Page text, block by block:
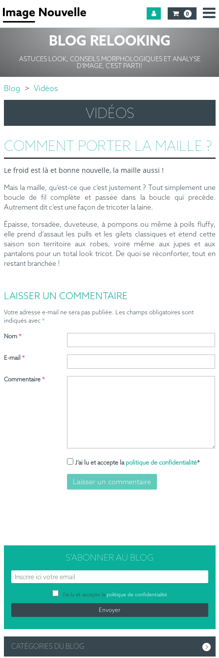
0
BLOG RELOOKING
ASTUCES LOOK, CONSEILS MORPHOLOGIQUES ET ANALYSE
D'IMAGE, C'EST PARTI!
Blog Vidéos
VIDÉOS
COMMENT PORTER LA MAILLE ?
Le froid est là et bonne nouvelle, la maille aussi !
Mais la maille, qu’est-ce que c’est justement ? Tout simplement une
boucle de fil complète et passée dans la boucle qui précède.
Autrement dit c’est une façon de tricoter la laine.
Épaisse, torsadée, duveteuse, à pompons ou même à poils fluffy,
elle prend d’assaut les pulls et les gilets classiques et étend cette
saison son territoire aux robes, voire même aux jupes et aux
pantalons pour un total look tricot. De quoi se réconforter, tout en
restant branchée !
LAISSER UN COMMENTAIRE
Votre adresse e-mail ne sera pas publiée. Les champs obligatoires sont
indiqués avec *
Commentaire *
J’ai lu et accepte la politique de confidentialité*
Nom *
E-mail *
S’ABONNERAU BLOG
J’ai lu et accepte la politique de confidentialité
CATÉGORIES DU BLOG